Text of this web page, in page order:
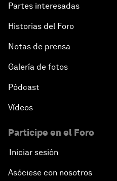
Partes interesadas
Historias del Foro
Notas de prensa
Galería de fotos
Pódcast
Vídeos
Participe en el Foro
Iniciar sesión
Asóciese con nosotros